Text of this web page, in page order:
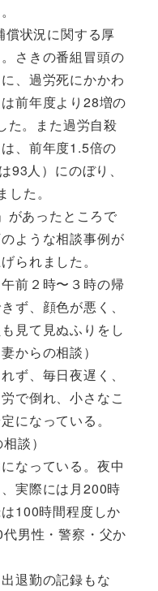
償状況に関する厚
さきの番組冒頭の
、過労死にかかわ
前年度より28増の
た。また過労自殺
、前年度1.5倍の
93人）にのぼり、
た。
があったところで
ような相談事例が
られました。
前２時〜３時の帰
ず、顔色が悪く、
見て見ぬふりをし
からの相談）
ず、毎日夜遅く、
で倒れ、小さなこ
になっている。
談）
なっている。夜中
実際には月200時
100時間程度しか
男性・警察・父か
退勤の記録もな